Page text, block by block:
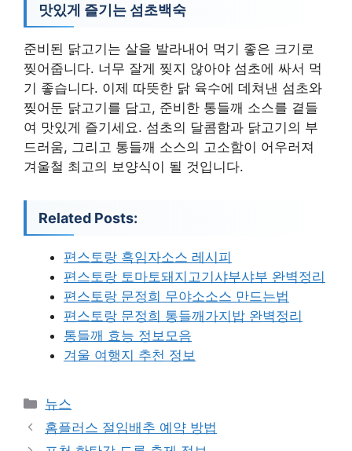
맛있게 즐기는 섬초백숙
준비된 닭고기는 살을 발라내어 먹기 좋은 크기로
찢어줍니다. 너무 잘게 찢지 않아야 섬초에 싸서 먹
기 좋습니다. 이제 따뜻한 닭 육수에 데쳐낸 섬초와
찢어둔 닭고기를 담고, 준비한 통들깨 소스를 곁들
여 맛있게 즐기세요. 섬초의 달콤함과 닭고기의 부
드러움, 그리고 통들깨 소스의 고소함이 어우러져
겨울철 최고의 보양식이 될 것입니다.
Related Posts:
편스토랑 흑임자소스 레시피
편스토랑 토마토돼지고기샤부샤부 완벽정리
편스토랑 문정희 무야소소스 만드는법
편스토랑 문정희 통들깨가지밥 완벽정리
통들깨 효능 정보모음
겨울 여행지 추천 정보
카
테
고
뉴스
홈플러스 절임배추 예약 방법